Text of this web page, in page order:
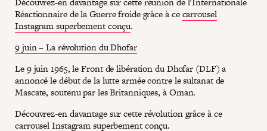
Réactionnaire de la Guerre froide grâce à cecarrousel
Instagram superbement conçu.
9 juin – La révolution du Dhofar
Le 9 juin 1965, le Front de libération du Dhofar (DLF) a
annoncé le début de la lutte armée contre le sultanat de
Mascate, soutenu par les Britanniques, à Oman.
Découvrez-en davantage sur cette révolution grâce à ce
carrousel Instagram superbement conçu.